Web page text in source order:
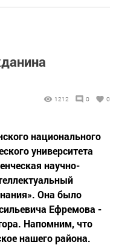
1212 0 0
национального
университета
научно-
Она было
Ефремова -
Напомним, что
нашего района.